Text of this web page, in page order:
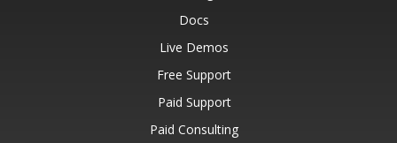
Docs
Live Demos
Free Support
Paid Support
Paid Consulting